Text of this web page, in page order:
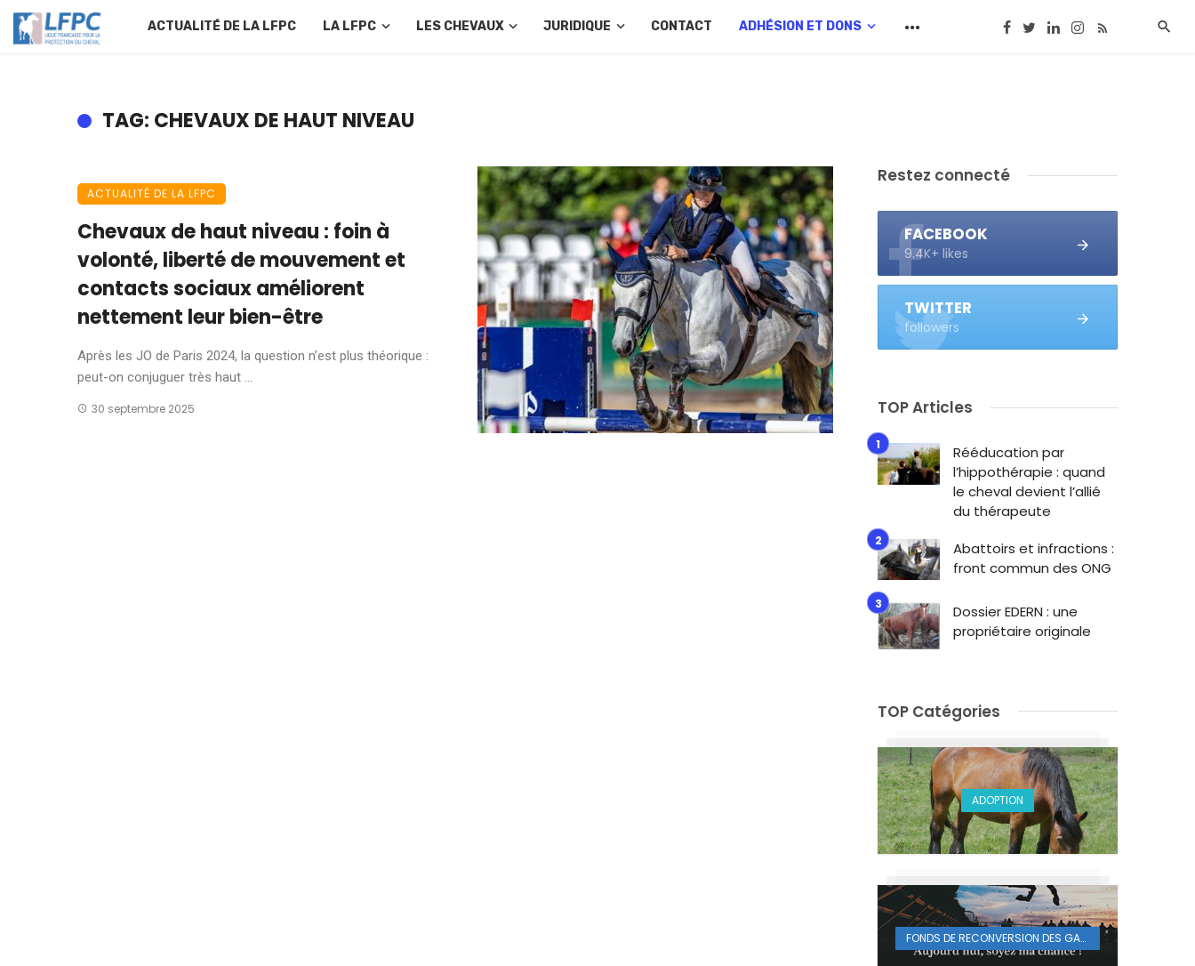
ACTUALITÉ DE LA LFPC LA LFPC LES CHEVAUX JURIDIQUE CONTACT ADHÉSION ET DONS
TAG: CHEVAUX DE HAUT NIVEAU
ACTUALITÉ DE LA LFPC
Chevaux de haut niveau : foin à
volonté, liberté de mouvement et
contacts sociaux améliorent
nettement leur bien-être
Après les JO de Paris 2024, la question n’est plus théorique :
peut-on conjuguer très haut ...
30 septembre 2025
Restez connecté
FACEBOOK
9.4K+ likes
TWITTER
followers
TOP Articles
Rééducation par
l’hippothérapie : quand
le cheval devient l’allié
du thérapeute
Abattoirs et infractions :
front commun des ONG
Dossier EDERN : une
propriétaire originale
TOP Catégories
ADOPTION
FONDS DE RECONVERSION DES GALOPEURS